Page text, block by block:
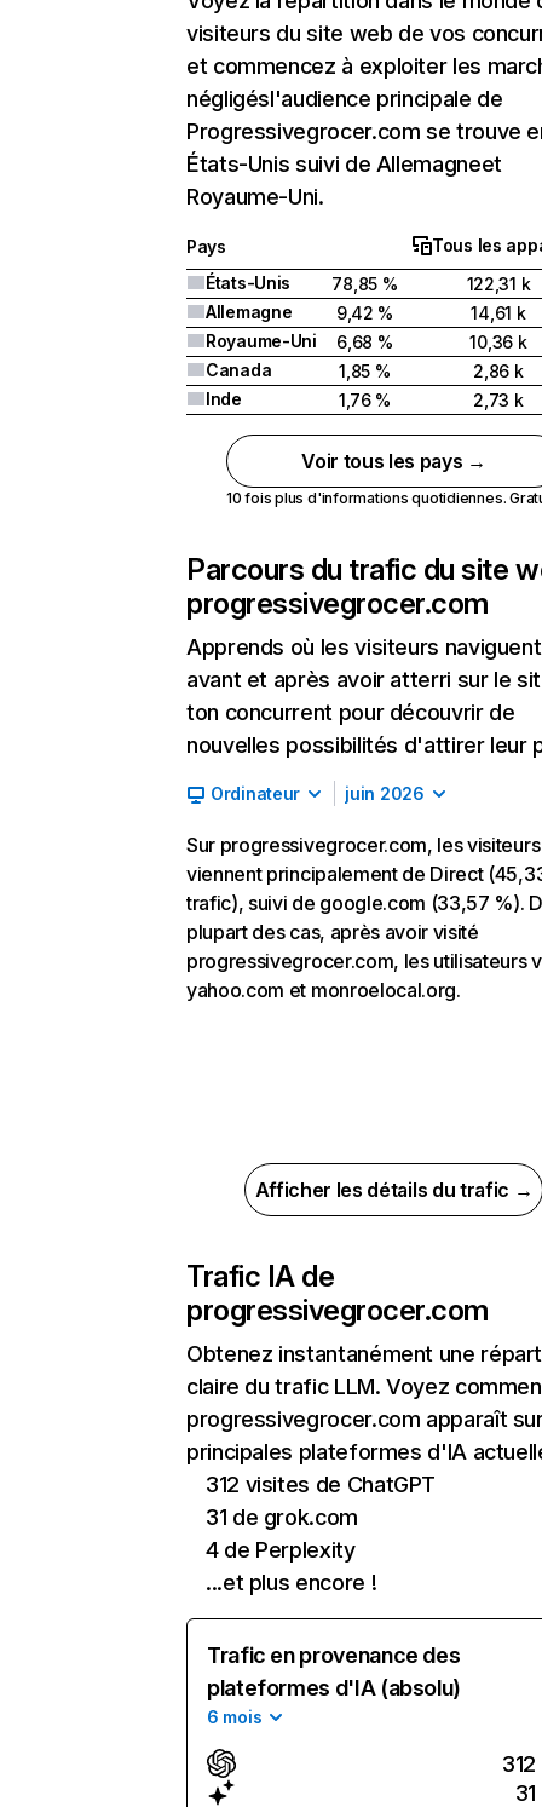
visiteurs du site web de vos
et commencez à exploiter les
négligésl'audience principale de
Progressivegrocer.com se trouve
États-Unis suivi de Allemagneet
Royaume-Uni.
Pays
Tous les
États-Unis
78,85 %
122,31 k
Allemagne
9,42 %
14,61 k
Royaume-Uni
6,68 %
10,36 k
Canada
1,85 %
2,86 k
Inde
1,76 % 2,73 k
Voir tous les pays →
10 fois plus d'informations quotidiennes.
Parcours du trafic du site
progressivegrocer.com
Apprends où les visiteurs naviguent
avant et après avoir atterri sur le
ton concurrent pour découvrir de
nouvelles possibilités d'attirer leur
Ordinateur juin 2026
Sur progressivegrocer.com, les visiteurs
viennent principalement de Direct
trafic), suivi de google.com (33,57 %).
plupart des cas, après avoir visité
progressivegrocer.com, les utilisateurs
yahoo.com et monroelocal.org.
Afficher les détails du trafic →
Trafic IA de
progressivegrocer.com
Obtenez instantanément une
claire du trafic LLM. Voyez
progressivegrocer.com apparaît
principales plateformes d'IA
312 visites de ChatGPT
31 de grok.com
4 de Perplexity
...et plus encore !
Trafic en provenance des
plateformes d'IA (absolu)
6 mois
312
31